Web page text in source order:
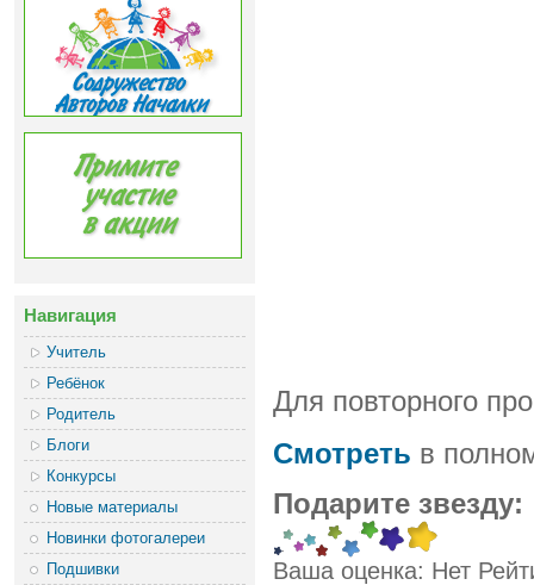
Навигация
Учитель
Ребёнок
Родитель
Блоги
Конкурсы
Новые материалы
Новинки фотогалереи
Подшивки
Для повторного
Смотреть в
Подарите звезду:
Ваша оценка: Нет